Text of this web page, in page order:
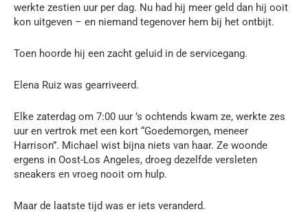
werkte zestien uur per dag. Nu had hij meer geld dan hij ooit
kon uitgeven – en niemand tegenover hem bij het ontbijt.
Toen hoorde hij een zacht geluid in de servicegang.
Elena Ruiz was gearriveerd.
Elke zaterdag om 7:00 uur ’s ochtends kwam ze, werkte zes
uur en vertrok met een kort “Goedemorgen, meneer
Harrison”. Michael wist bijna niets van haar. Ze woonde
ergens in Oost-Los Angeles, droeg dezelfde versleten
sneakers en vroeg nooit om hulp.
Maar de laatste tijd was er iets veranderd.